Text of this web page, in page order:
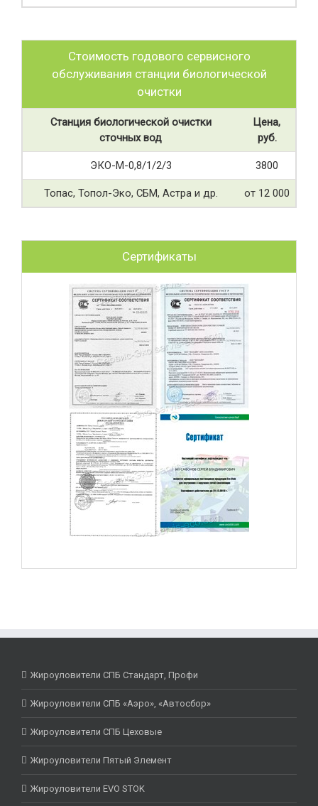
Стоимость годового сервисного
обслуживания станции биологической
очистки
Станция биологической очистки
сточных вод
Цена,
руб.
ЭКО-М-0,8/1/2/3 3800
Топас, Топол-Эко, СБМ, Астра и др. от 12 000
Сертификаты
Жироуловители СПБ Стандарт, Профи
Жироуловители СПБ «Аэро», «Автосбор»
Жироуловители СПБ Цеховые
Жироуловители Пятый Элемент
Жироуловители EVO STOK